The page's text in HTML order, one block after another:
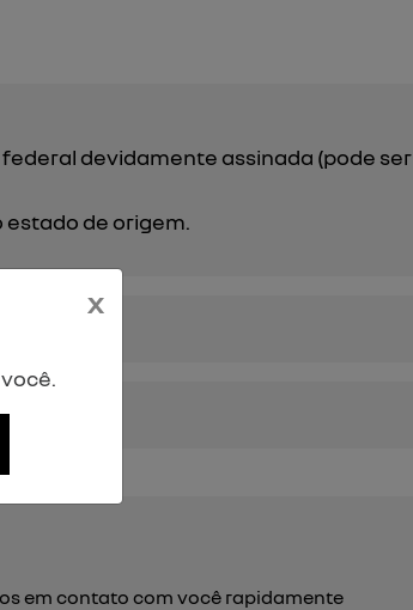
devidamente assinada (pode ser
estado de origem.
em contato com você rapidamente
x